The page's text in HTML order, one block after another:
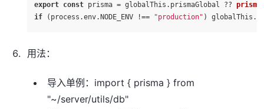
export const prisma = globalThis. prismaGlobal ??
if (process.env. NODE_ENV !== "production" ) globalThis.
用法：
导入单例：import { prisma } from
"~/server/utils/db"